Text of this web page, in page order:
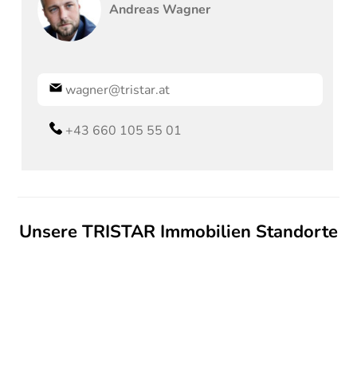
Andreas Wagner
wagner@tristar.at
+43 660 105 55 01
Unsere TRISTAR Immobilien Standorte